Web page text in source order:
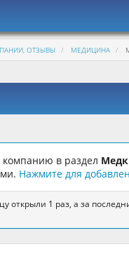
ОТЗЫВЫ МЕДИЦИНА
в раздел
Нажмите для
открыли 1 раз, а за